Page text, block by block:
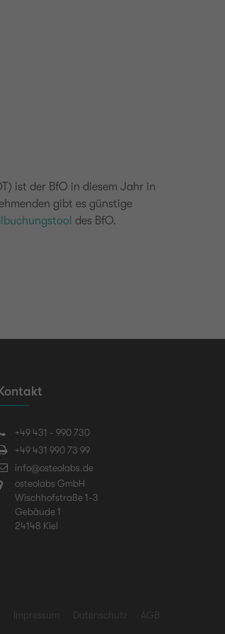
ist der BfO in diesem Jahr in
gibt es günstige
des BfO.
Kontakt
+49 431 - 990 730
+49 431 990 73 99
info@osteolabs.de
osteolabs GmbH
Wischhofstraße 1-3
Gebäude 1
24148 Kiel
Impressum Datenschutz AGB